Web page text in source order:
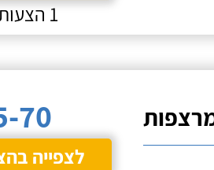
1 הצעות מחיר
70
לצפייה